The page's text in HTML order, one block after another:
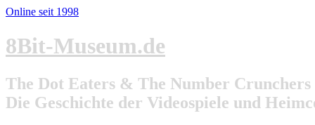
Online seit 1998
Zum
Inhalt
8Bit-Museum.de
The Dot Eaters & The Number Crunchers
Die Geschichte der Videospiele und